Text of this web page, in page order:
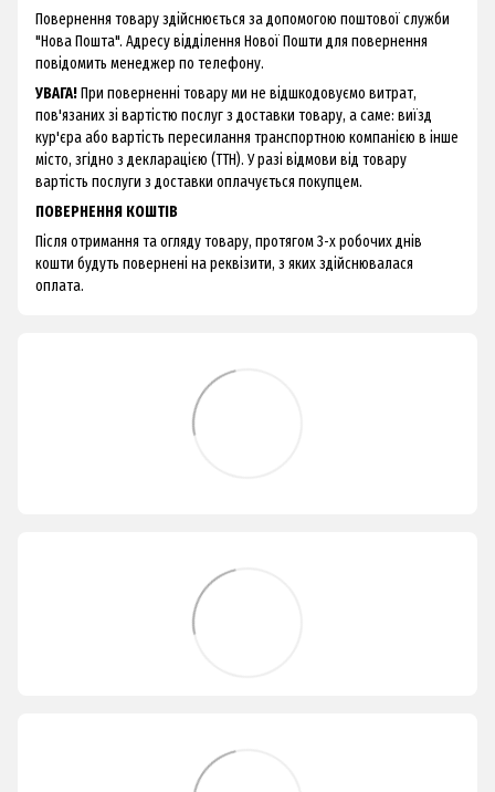
Повернення товару здійснюється за допомогою поштової служби
"Нова Пошта". Адресу відділення Нової Пошти для повернення
повідомить менеджер по телефону.
УВАГА!При поверненні товару ми не відшкодовуємо витрат,
пов'язаних зі вартістю послуг з доставки товару, а саме: виїзд
кур'єра або вартість пересилання транспортною компанією в інше
місто, згідно з декларацією (ТТН). У разі відмови від товару
вартість послуги з доставки оплачується покупцем.
ПОВЕРНЕННЯ КОШТІВ
Після отримання та огляду товару, протягом 3-х робочих днів
кошти будуть повернені на реквізити, з яких здійснювалася
оплата.